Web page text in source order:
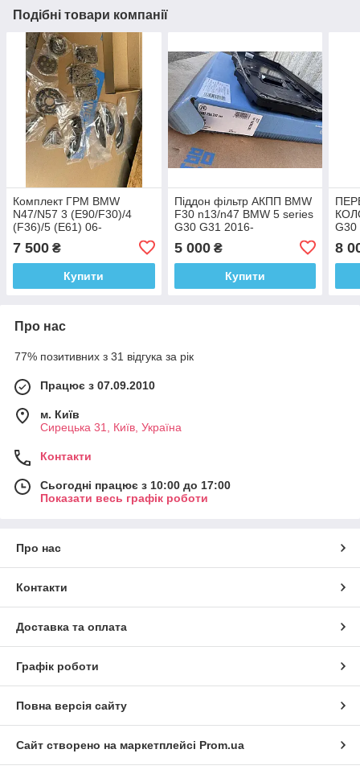
Подібні товари компанії
Комплект ГРМ BMW
N47/N57 3 (E90/F30)/4
(F36)/5 (E61) 06-
11318570649
7 500 ₴
Купити
Піддон фільтр АКПП BMW
F30 n13/n47 BMW 5 series
G30 G31 2016-
5 000₴
Купити
G30
8
Про нас
77% позитивних з 31 відгука за рік
Працює з 07.09.2010
м. Київ
Сирецька 31, Київ, Україна
Контакти
Сьогодні працює з 10:00 до 17:00
Показати весь графік роботи
Про нас
Контакти
Доставка та оплата
Графік роботи
Повна версія сайту
Сайт створено на маркетплейсі Prom.ua